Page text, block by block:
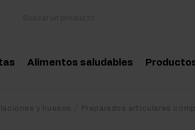
Producto recomendado
Alimentos saludables
y huesos Preparados articulares